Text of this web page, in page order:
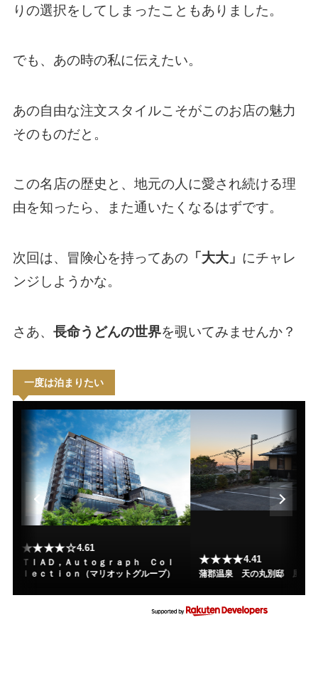
りの選択をしてしまったこともありました。
でも、あの時の私に伝えたい。
あの自由な注文スタイルこそがこのお店の魅力
そのものだと。
この名店の歴史と、地元の人に愛され続ける理
由を知ったら、また通いたくなるはずです。
次回は、冒険心を持ってあの「大大」 にチャレ
ンジしようかな。
さあ、 長命うどんの世界を覗いてみませんか？
一度は泊まりたい
★★★★☆4.61
ＴＩＡＤ，Ａｕｔｏｇｒａｐｈ Ｃｏｌ
ｌｅｃｔｉｏｎ（マリオットグループ）
★★★★4.41
蒲郡温泉 天の丸別邸 風の